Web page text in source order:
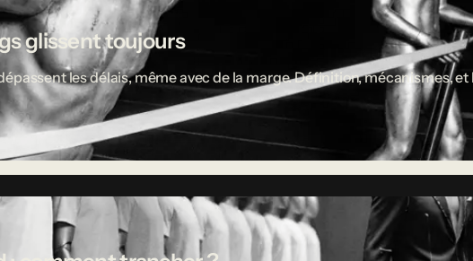
glissent toujours
les délais, même avec de la marge. Définition, mécanismes,